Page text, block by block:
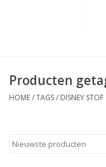
Fournituren
Workshops
Producten
HOME/TAGS/ DISNEY STOF